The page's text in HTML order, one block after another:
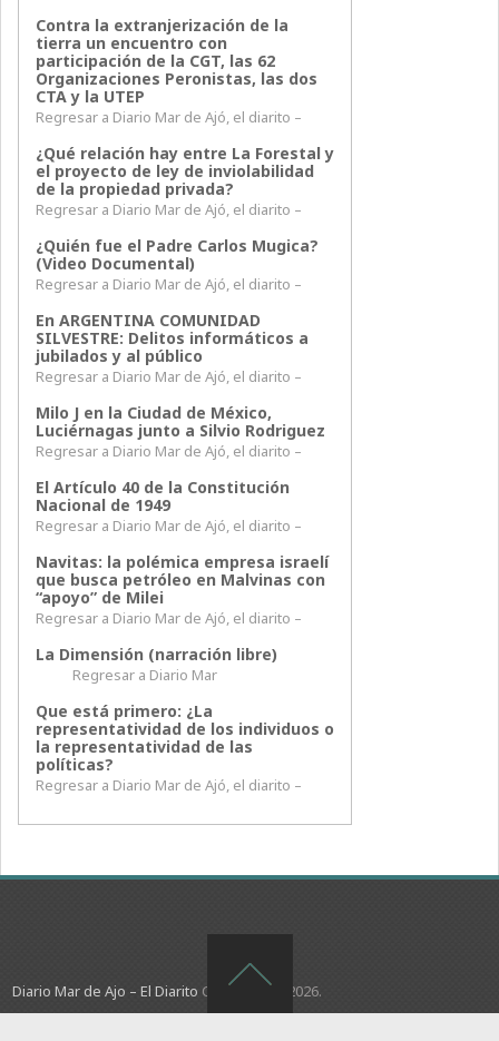
Contra la extranjerización de la
tierra un encuentro con
participación de la CGT, las 62
Organizaciones Peronistas, las dos
CTA y la UTEP
Regresar a Diario Mar de Ajó, el diarito –
¿Qué relación hay entre La Forestal y
el proyecto de ley de inviolabilidad
de la propiedad privada?
Regresar a Diario Mar de Ajó, el diarito –
¿Quién fue el Padre Carlos Mugica?
(Video Documental)
Regresar a Diario Mar de Ajó, el diarito –
En ARGENTINA COMUNIDAD
SILVESTRE: Delitos informáticos a
jubilados y al público
Regresar a Diario Mar de Ajó, el diarito –
Milo J en la Ciudad de México,
Luciérnagas junto a Silvio Rodriguez
Regresar a Diario Mar de Ajó, el diarito –
El Artículo 40 de la Constitución
Nacional de 1949
Regresar a Diario Mar de Ajó, el diarito –
Navitas: la polémica empresa israelí
que busca petróleo en Malvinas con
“apoyo” de Milei
Regresar a Diario Mar de Ajó, el diarito –
La Dimensión (narración libre)
Regresar a Diario Mar
Que está primero: ¿La
representatividad de los individuos o
la representatividad de las
políticas?
Regresar a Diario Mar de Ajó, el diarito –
Diario Mar de Ajo – El Diarito Copyright © 2026.